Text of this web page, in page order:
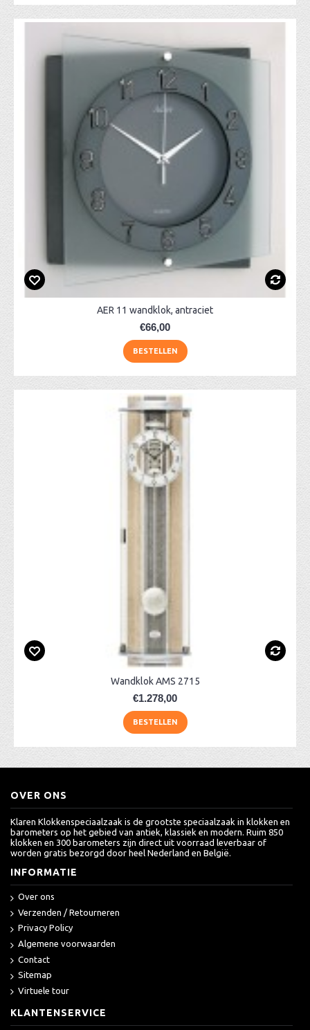
AER 11 wandklok, antraciet
€66,00
BESTELLEN
Wandklok AMS 2715
€1.278,00
BESTELLEN
OVER ONS
Klaren Klokkenspeciaalzaak is de grootste speciaalzaak in klokken en
barometers op het gebied van antiek, klassiek en modern. Ruim 850
klokken en 300 barometers zijn direct uit voorraad leverbaar of
worden gratis bezorgd door heel Nederland en België.
INFORMATIE
Over ons
Verzenden / Retourneren
Privacy Policy
Algemene voorwaarden
Contact
Sitemap
Virtuele tour
KLANTENSERVICE